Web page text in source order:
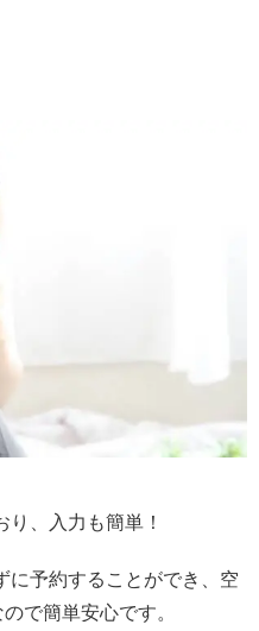
、入力も簡単！
に予約することができ、空
で簡単安心です。